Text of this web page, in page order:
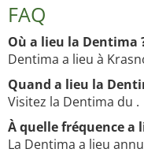
FAQ
Où a lieu la Dentima
Dentima a lieu à
Quand a lieu la
Visitez la Dentima du .
À quelle fréquence a
La Dentima a lieu